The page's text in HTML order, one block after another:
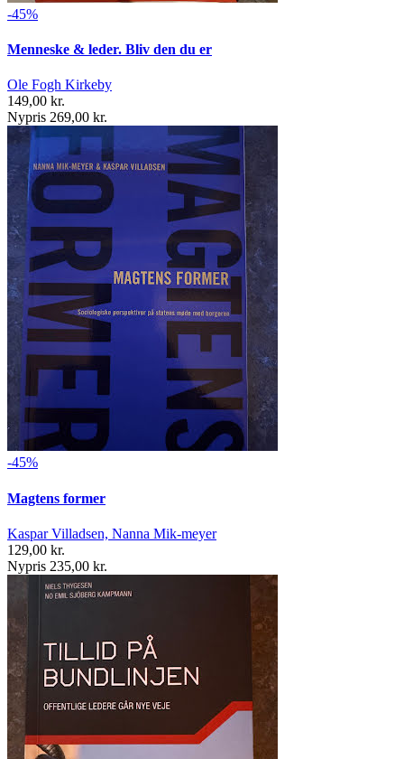
-45%
Menneske & leder. Bliv den du er
Ole Fogh Kirkeby
149,00 kr.
Nypris 269,00 kr.
-45%
Magtens former
Kaspar Villadsen, Nanna Mik-meyer
129,00 kr.
Nypris 235,00 kr.